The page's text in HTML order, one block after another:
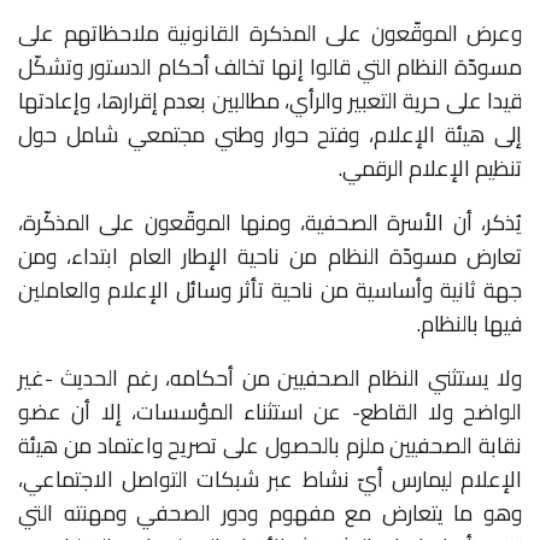
وعرض الموقّعون على المذكرة القانونية ملاحظاتهم على
مسودّة النظام التي قالوا إنها تخالف أحكام الدستور وتشكّل
قيدا على حرية التعبير والرأي، مطالبين بعدم إقرارها، وإعادتها
إلى هيئة الإعلام، وفتح حوار وطني مجتمعي شامل حول
تنظيم الإعلام الرقمي.
يُذكر، أن الأسرة الصحفية، ومنها الموقّعون على المذكّرة،
تعارض مسودّة النظام من ناحية الإطار العام ابتداء، ومن
جهة ثانية وأساسية من ناحية تأثر وسائل الإعلام والعاملين
فيها بالنظام.
ولا يستثني النظام الصحفيين من أحكامه، رغم الحديث -غير
الواضح ولا القاطع- عن استثناء المؤسسات، إلا أن عضو
نقابة الصحفيين ملزم بالحصول على تصريح واعتماد من هيئة
الإعلام ليمارس أيّ نشاط عبر شبكات التواصل الاجتماعي،
وهو ما يتعارض مع مفهوم ودور الصحفي ومهنته التي